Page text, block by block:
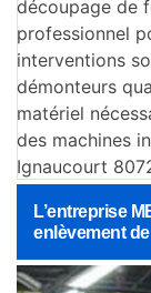
découpage de
professionnel
interventions
démonteurs
matériel
des machines
Ignaucourt
L’entreprise
enlèvement